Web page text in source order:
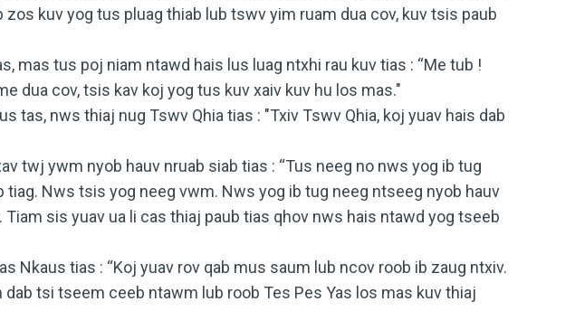
zos kuv yog tus pluag thiab lub tswv yim ruam dua cov, kuv tsis paub
mas tus poj niam ntawd hais lus luag ntxhi rau kuv tias : “Me tub !
dua cov, tsis kav koj yog tus kuv xaiv kuv hu los mas."
tas, nws thiaj nug Tswv Qhia tias : "Txiv Tswv Qhia, koj yuav hais dab
twj ywm nyob hauv nruab siab tias : “Tus neeg no nws yog ib tug
tiag. Nws tsis yog neeg vwm. Nws yog ib tug neeg ntseeg nyob hauv
Tiam sis yuav ua li cas thiaj paub tias qhov nws hais ntawd yog tseeb
Nkaus tias : “Koj yuav rov qab mus saum lub ncov roob ib zaug ntxiv.
dab tsi tseem ceeb ntawm lub roob Tes Pes Yas los mas kuv thiaj